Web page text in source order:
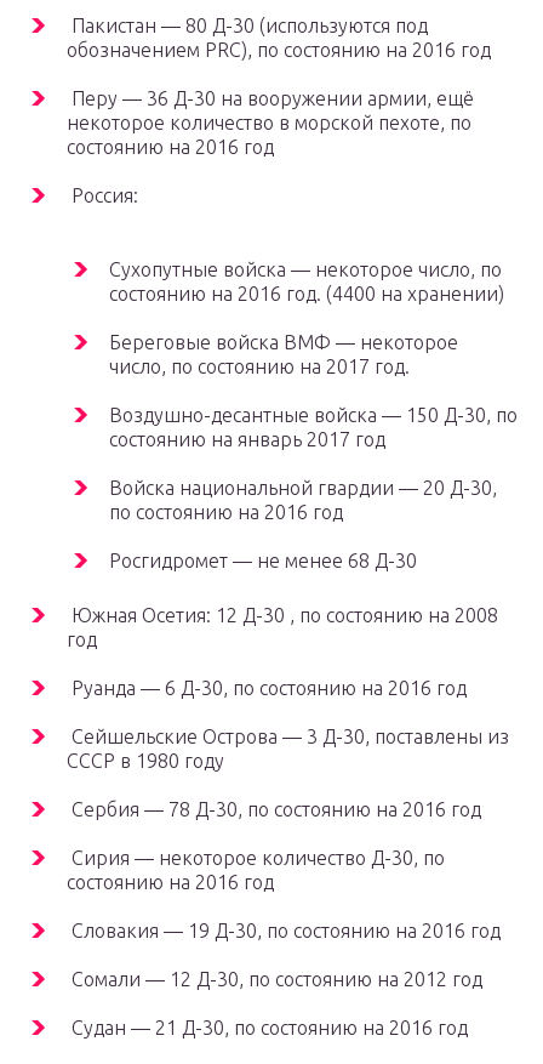
Пакистан — 80 Д-30 (используются под
обозначением PRC), по состоянию на 2016 год
Перу — 36 Д-30 на вооружении армии, ещё
некоторое количество в морской пехоте, по
состоянию на 2016 год
Россия:
Сухопутные войска — некоторое число, по
состоянию на 2016 год. (4400 на хранении)
Береговые войска ВМФ — некоторое
число, по состоянию на 2017 год.
Воздушно-десантные войска — 150 Д-30, по
состоянию на январь 2017 год
Войска национальной гвардии — 20 Д-30,
по состоянию на 2016 год
Росгидромет — не менее 68 Д-30
Южная Осетия: 12 Д-30 , по состоянию на 2008
год
Руанда — 6 Д-30, по состоянию на 2016 год
Сейшельские Острова — 3 Д-30, поставлены из
СССР в 1980 году
Сербия — 78 Д-30, по состоянию на 2016 год
Сирия — некоторое количество Д-30, по
состоянию на 2016 год
Словакия — 19 Д-30, по состоянию на 2016 год
Сомали — 12 Д-30, по состоянию на 2012 год
Судан — 21 Д-30, по состоянию на 2016 год